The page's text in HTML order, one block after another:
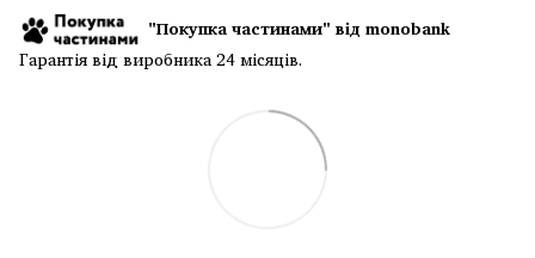
"Покупка частинами" від monobank
Гарантія від виробника 24 місяців.